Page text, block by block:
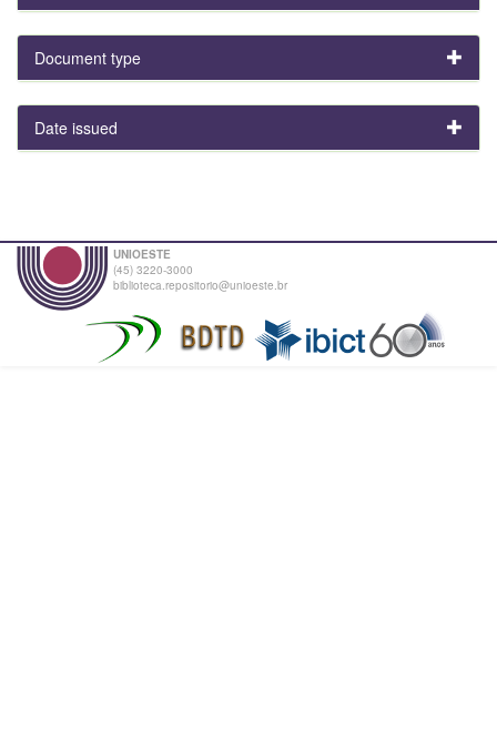
Document type
Date issued
UNIOESTE
(45) 3220-3000
biblioteca.repositorio@unioeste.br